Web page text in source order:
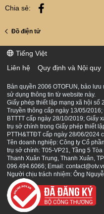
Chia sẻ:
Đồ điện tử
Tiếng Việt
Liên hệ
Quy định và Nội quy
Bản quyền 2006 OTOFUN, bảo
sử dụng thông tin từ website này.
Giấy phép thiết lập mạng xã hội số
Truyền thông cấp ngày 13/05/
BTTTT cấp ngày 28/10/2019; Giấy
trụ sở chính trong Giấy phép thiết
PTTH&TTĐT cấp ngày 28/06/2024
Tên doanh nghiệp: Công ty Cổ
trụ sở chính: T05-VP21, Tầng 5
Thanh Xuân Trung, Thanh Xuân,
096.494.6066; Email:
Người chịu trách nhiệm: Ông